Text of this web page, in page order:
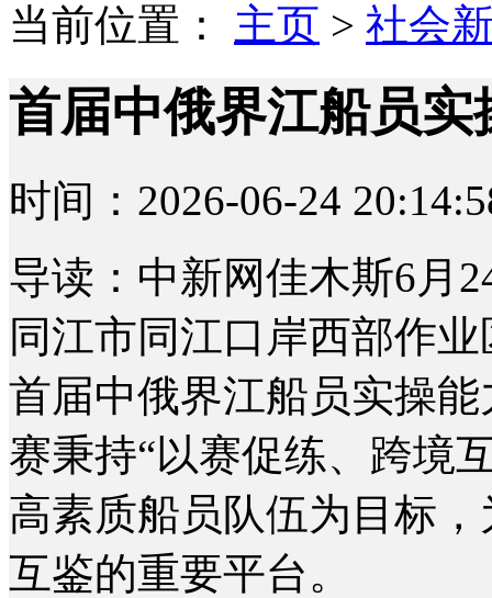
当前位置： 主页 > 社会
首届中俄界江船员
时间：2026-06-24
导读：中新网佳木斯6月
同江市同江口岸西部作
首届中俄界江船员实操
赛秉持“以赛促练、跨境
高素质船员队伍为目标
互鉴的重要平台。